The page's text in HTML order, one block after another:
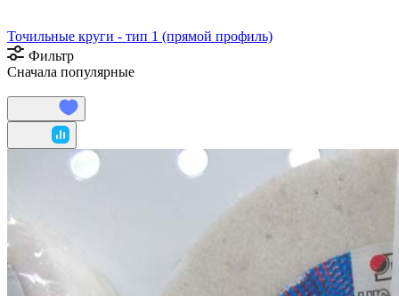
Точильные круги - тип 1 (прямой профиль)
Фильтр
Сначала популярные